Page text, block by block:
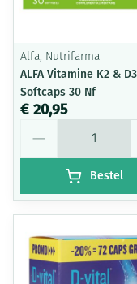
Alfa, Nutrifarma
ALFA Vitamine K2 &
Softcaps 30 Nf
€ 20,95
Bestel